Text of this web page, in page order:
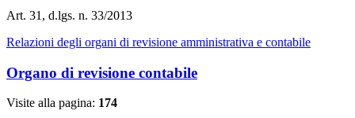
Art. 31, d.lgs. n. 33/2013
Relazioni degli organi di revisione amministrativa e contabile
Organo di revisione contabile
Visite alla pagina: 174